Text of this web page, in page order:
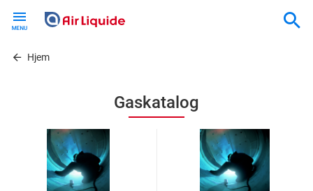
contentHjem
Gaskatalog